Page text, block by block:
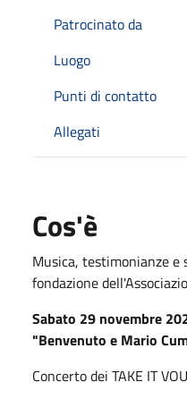
Patrocinato da
Luogo
Punti di contatto
Allegati
Cos'è
Musica, testimonianze
fondazione
Sabato 29 novembre
"Benvenuto e Mario
Concerto dei TAKE IT